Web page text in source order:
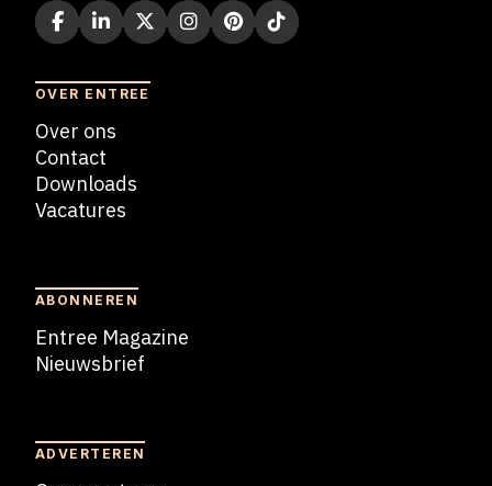
OVER ENTREE
Over ons
Contact
Downloads
Vacatures
ABONNEREN
Entree Magazine
Nieuwsbrief
ADVERTEREN